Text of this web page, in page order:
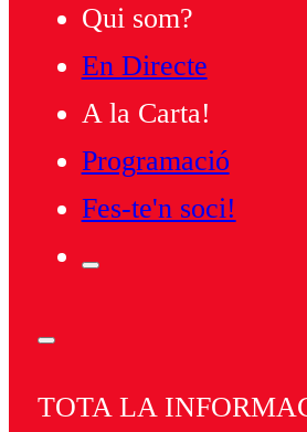
Qui som?
En Directe
A la Carta!
Programació
Fes-te'n soci!
TOTA LA